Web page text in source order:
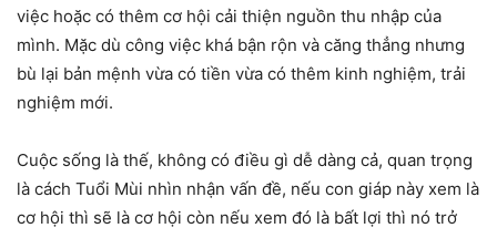
việc hoặc có thêm cơ hội cải thiện nguồn thu nhập của
mình. Mặc dù công việc khá bận rộn và căng thẳng nhưng
bù lại bản mệnh vừa có tiền vừa có thêm kinh nghiệm, trải
nghiệm mới.
Cuộc sống là thế, không có điều gì dễ dàng cả, quan trọng
là cách Tuổi Mùi nhìn nhận vấn đề, nếu con giáp này xem là
cơ hội thì sẽ là cơ hội còn nếu xem đó là bất lợi thì nó trở